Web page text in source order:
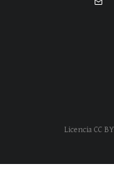
Licencia CC